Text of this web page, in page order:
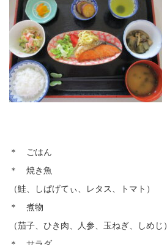
＊ ごはん
＊ 焼き魚
（鮭、しぱげてぃ、レタス、トマト）
＊ 煮物
（茄子、ひき肉、人参、玉ねぎ、しめじ）